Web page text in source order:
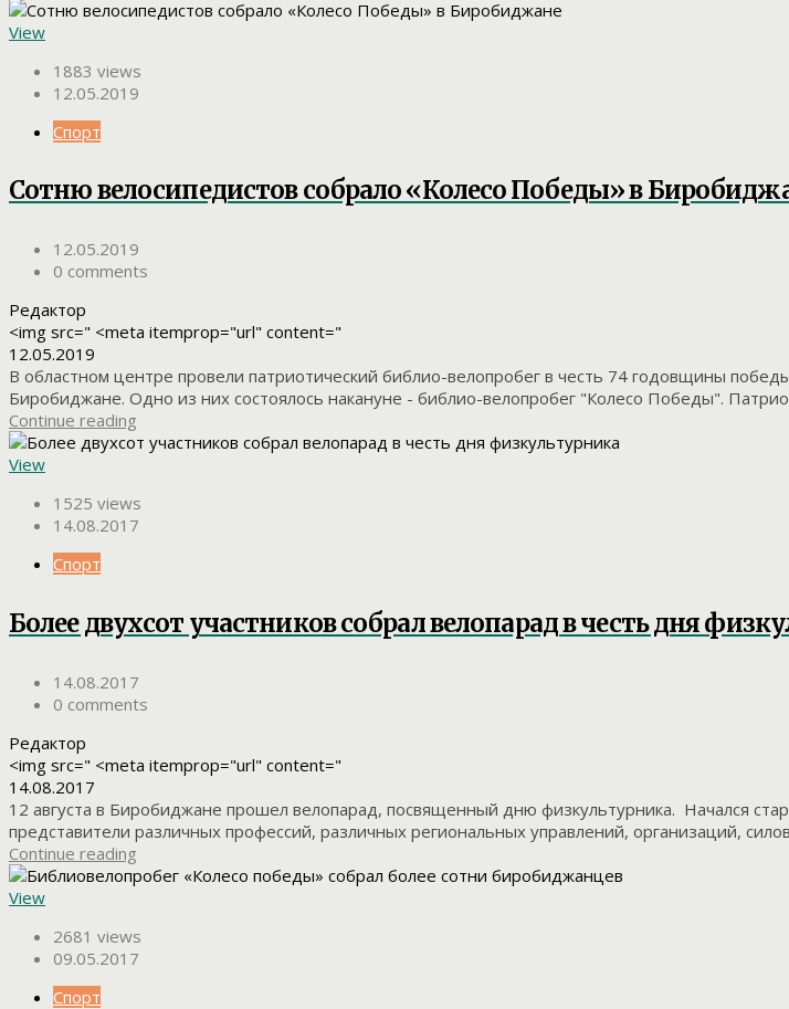
View
1883 views
12.05.2019
Спорт
Сотню велосипедистов собрало «Колесо Победы» в
12.05.2019
0 comments
Редактор
<img src=" <meta itemprop="url" content="
12.05.2019
В областном центре провели патриотический библио-велопробег в честь 74 годовщины
Биробиджане. Одно из них состоялось накануне - библио-велопробег "Колесо Победы".
Continue reading
View
1525 views
14.08.2017
Спорт
Более двухсот участников собрал велопарад в честь дня
14.08.2017
0 comments
Редактор
<img src=" <meta itemprop="url" content="
14.08.2017
12 августа в Биробиджане прошел велопарад, посвященный дню физкультурника. Начался
представители различных профессий, различных региональных управлений, организаций,
Continue reading
View
2681 views
09.05.2017
Спорт